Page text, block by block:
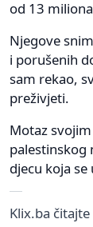
od 13
Njegove
i porušenih
sam rekao,
preživjeti.
Motaz
palestinskog
djecu koja
Klix.ba